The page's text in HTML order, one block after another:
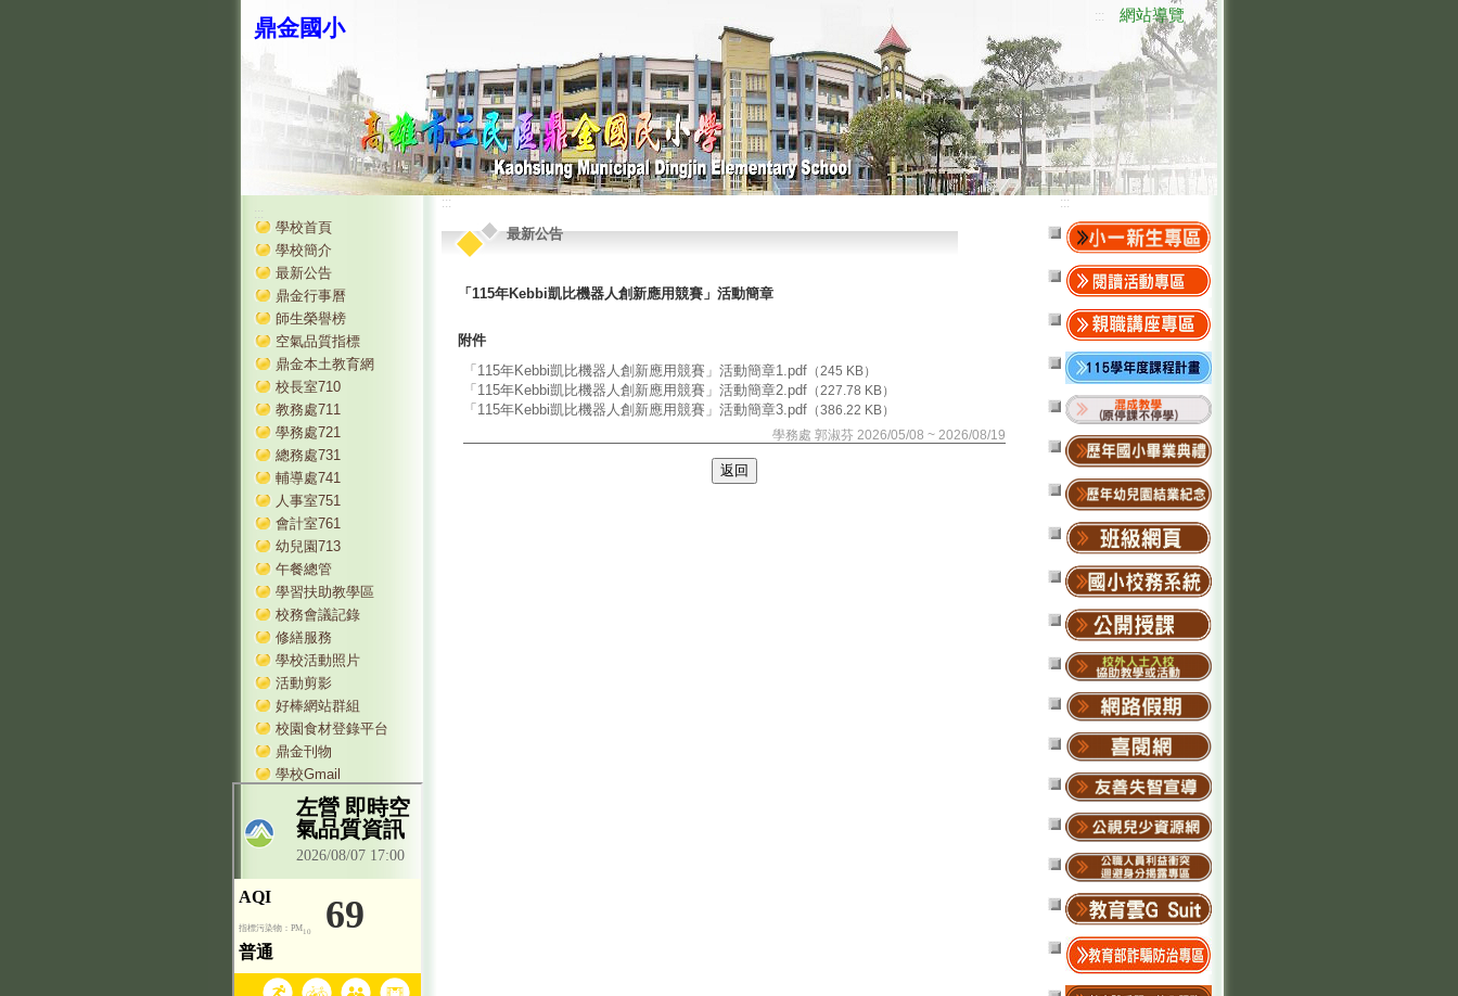
::: 網站導覽
鼎金國小
:::
學校首頁
學校簡介
最新公告
鼎金行事曆
師生榮譽榜
空氣品質指標
鼎金本土教育網
校長室710
教務處711
學務處721
總務處731
輔導處741
人事室751
會計室761
幼兒園713
午餐總管
學習扶助教學區
校務會議記錄
修繕服務
學校活動照片
活動剪影
好棒網站群組
校園食材登錄平台
鼎金刊物
學校Gmail
:::
最新公告
「115年Kebbi凱比機器人創新應用競賽」活動簡章
附件
「115年Kebbi凱比機器人創新應用競賽」活動簡章1.pdf （245 KB）
「115年Kebbi凱比機器人創新應用競賽」活動簡章2.pdf （227.78 KB）
「115年Kebbi凱比機器人創新應用競賽」活動簡章3.pdf （386.22 KB）
學務處 郭淑芬 2026/05/08 ~ 2026/08/19
返回
:::